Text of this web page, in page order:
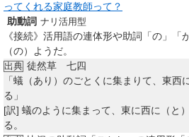
ってくれる家庭教師って？
助動詞 ナリ活用型
《接続》活用語の連体形や助詞「の」「
（の）ようだ。
出典 徒然草 七四
「蟻（あり）のごとくに集まりて、東西
る」
[訳] 蟻のように集まって、東に西に（と
る。